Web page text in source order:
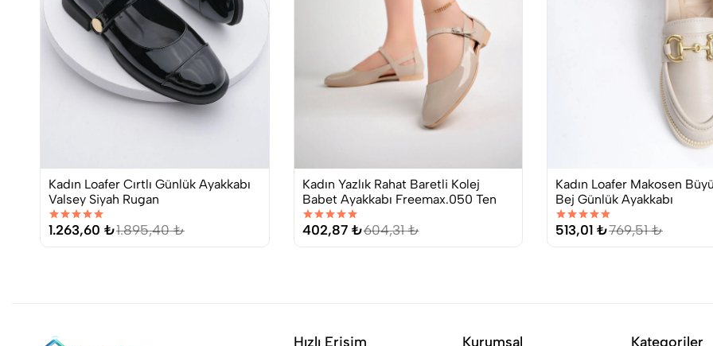
Kadın Loafer Cırtlı Günlük Ayakkabı
Valsey Siyah Rugan
1.263,60 ₺1.895,40 ₺
Kadın Yazlık Rahat Baretli Kolej
Babet Ayakkabı Freemax.050 Ten
402,87 ₺604,31 ₺
Kadın Loafer Makosen
Bej Günlük Ayakkabı
513,01 ₺769,51 ₺
Hızlı Erişim Kurumsal Kategoriler